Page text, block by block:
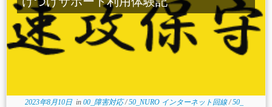
2023年8月10日in 00_障害対応/50_NURO インターネット回線/50_